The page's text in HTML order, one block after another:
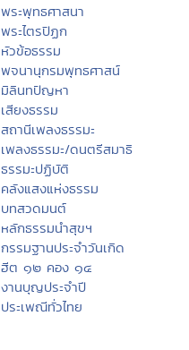
พระพุทธศาสนา
พระไตรปิฏก
หัวข้อธรรม
พจนานุกรมพุทธศาสน์
มิลินทปัญหา
เสียงธรรม
สถานีเพลงธรรมะ
เพลงธรรมะ/ดนตรีสมาธิ
ธรรมะปฏิบัติ
คลังแสงแห่งธรรม
บทสวดมนต์
หลักธรรมนำสุขฯ
กรรมฐานประจำวันเกิด
ฮีต ๑๒ คอง ๑๔
งานบุญประจำปี
ประเพณีทั่วไทย